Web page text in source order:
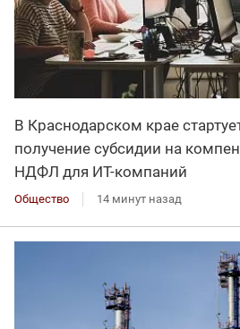
В Краснодарском крае
получение субсидии на
НДФЛ для ИT-компаний
Общество 14 минут назад